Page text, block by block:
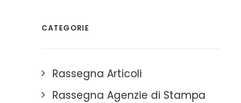
CATEGORIE
Rassegna Articoli
Rassegna Agenzie di Stampa